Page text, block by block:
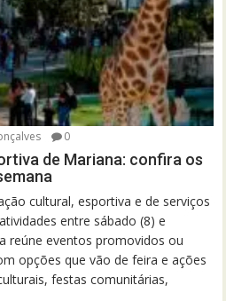
0
de Mariana: confira os
cultural, esportiva e de serviços
entre sábado (8) e
reúne eventos promovidos ou
opções que vão de feira e ações
festas comunitárias,